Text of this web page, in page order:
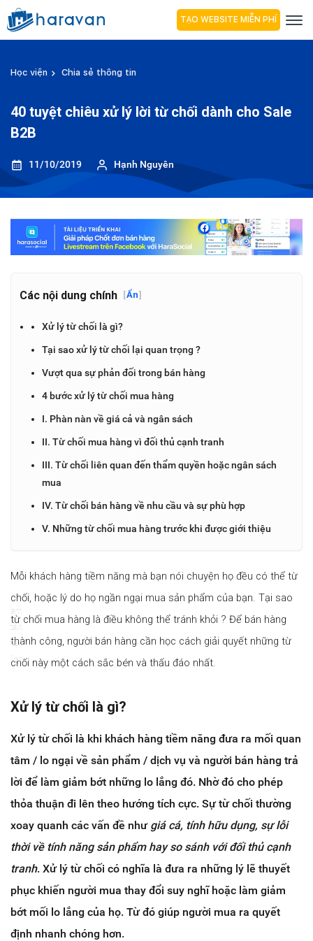
TẠO WEBSITE MIỄN PHÍ
Học viện Chia sẻ thông tin
40 tuyệt chiêu xử lý lời từ chối dành cho Sale
B2B
11/10/2019 Hạnh Nguyên
Các nội dung chính [Ẩn]
Xử lý từ chối là gì?
Tại sao xử lý từ chối lại quan trọng ?
Vượt qua sự phản đối trong bán hàng
4 bước xử lý từ chối mua hàng
I. Phàn nàn về giá cả và ngân sách
II. Từ chối mua hàng vì đối thủ cạnh tranh
III. Từ chối liên quan đến thẩm quyền hoặc ngân sách
mua
IV. Từ chối bán hàng về nhu cầu và sự phù hợp
V. Những từ chối mua hàng trước khi được giới thiệu
Mỗi khách hàng tiềm năng mà bạn nói chuyện họ đều có thể từ
chối, hoặc lý do họ ngần ngại mua sản phẩm của bạn. Tại sao
từ chối mua hàng là điều không thể tránh khỏi ? Để bán hàng
thành công, người bán hàng cần học cách giải quyết những từ
chối này một cách sắc bén và thấu đáo nhất.
Xem
toàn
màn
hình
Xử lý từ chối là gì?
Xử lý từ chối là khi khách hàng tiềm năng đưa ra mối quan
tâm / lo ngại về sản phẩm / dịch vụ và người bán hàng trả
lời để làm giảm bớt những lo lắng đó. Nhờ đó cho phép
thỏa thuận đi lên theo hướng tích cực. Sự từ chối thường
xoay quanh các vấn đề như giá cá, tính hữu dụng, sự lỗi
thời về tính năng sản phẩm hay so sánh với đối thủ cạnh
tranh. Xử lý từ chối có nghĩa là đưa ra những lý lẽ thuyết
phục khiến người mua thay đổi suy nghĩ hoặc làm giảm
bớt mối lo lắng của họ. Từ đó giúp người mua ra quyết
định nhanh chóng hơn.